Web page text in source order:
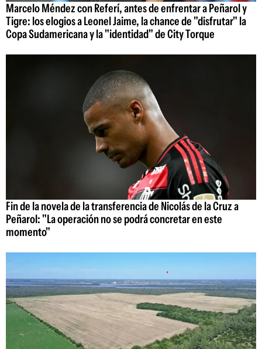
Marcelo Méndez con Referí, antes de enfrentar a Peñarol y
Tigre: los elogios a Leonel Jaime, la chance de "disfrutar" la
Copa Sudamericana y la "identidad" de City Torque
Fin de la novela de la transferencia de Nicolás de la Cruz a
Peñarol: "La operación no se podrá concretar en este
momento"